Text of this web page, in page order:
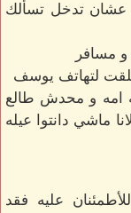
عشان تدخل تسألك
مسافر
لتهاتف يوسف
امه و محدش طالع
ماشي دانتوا عيله
عليه فقد